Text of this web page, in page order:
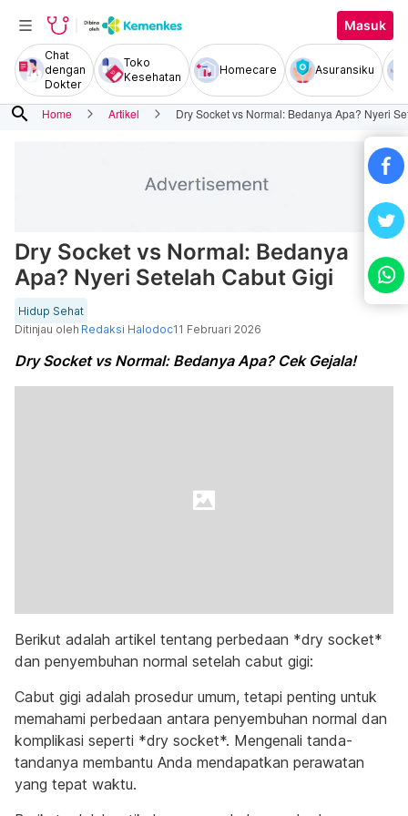
Masuk
Chat
dengan
Dokter
Toko
Kesehatan
Homecare Asuransiku
search Home Artikel Dry Socket vs Normal: Bedanya Apa? Nyeri
Dry Socket vs Normal: Bedanya
Apa? Nyeri Setelah Cabut Gigi
Hidup Sehat
Ditinjau oleh Redaksi Halodoc11 Februari 2026
Dry Socket vs Normal: Bedanya Apa? Cek Gejala!
Berikut adalah artikel tentang perbedaan *dry socket*
dan penyembuhan normal setelah cabut gigi:
Cabut gigi adalah prosedur umum, tetapi penting untuk
memahami perbedaan antara penyembuhan normal dan
komplikasi seperti *dry socket*. Mengenali tanda-
tandanya membantu Anda mendapatkan perawatan
yang tepat waktu.